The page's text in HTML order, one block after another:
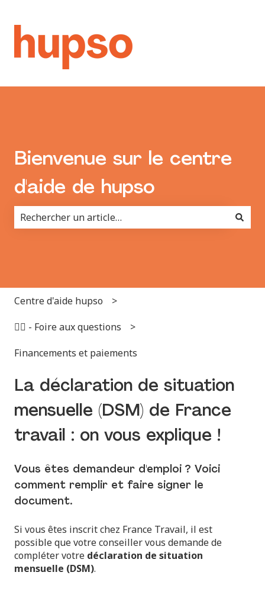
Bienvenue sur le centre
d'aide de hupso
Centre d'aide hupso
🙋‍♂️ - Foire aux questions
Financements et paiements
La déclaration de situation
mensuelle (DSM) de France
travail : on vous explique !
Vous êtes demandeur d'emploi ? Voici
comment remplir et faire signer le
document.
Si vous êtes inscrit chez France Travail, il est
possible que votre conseiller vous demande de
compléter votre déclaration de situation
mensuelle (DSM).